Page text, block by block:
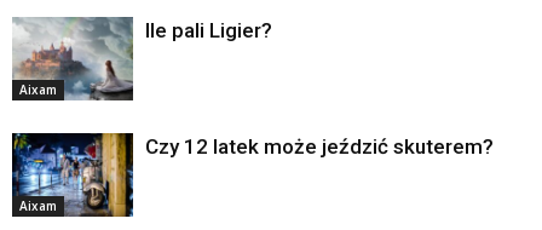
Aixam
Ile pali Ligier?
Aixam
Czy 12 latek może jeździć skuterem?